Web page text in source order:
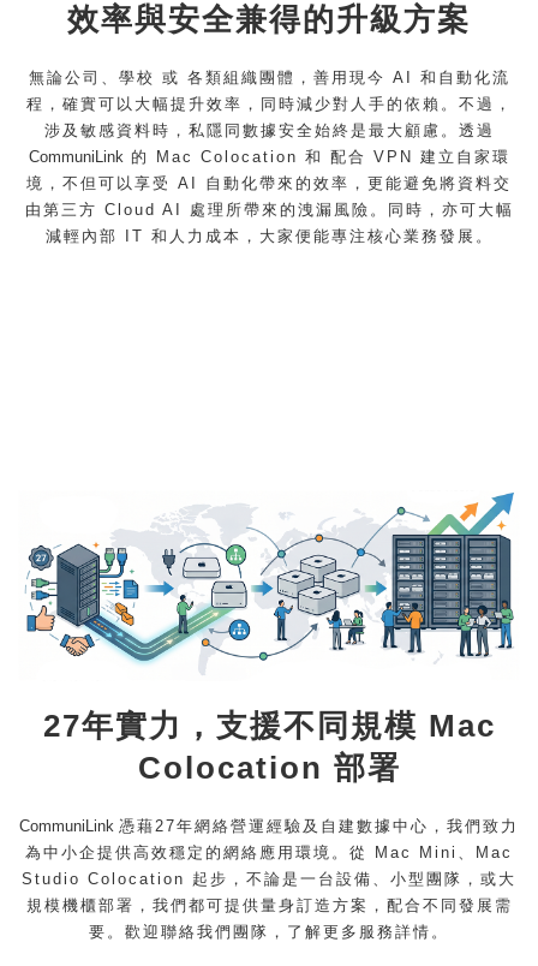
效率與安全兼得的升級方案
無論公司、學校 或 各類組織團體，善用現今 AI 和自動化流
程，確實可以大幅提升效率，同時減少對人手的依賴。不過，
涉及敏感資料時，私隱同數據安全始終是最大顧慮。透過
CommuniLink的 Mac Colocation 和 配合 VPN 建立自家環
境，不但可以享受 AI 自動化帶來的效率，更能避免將資料交
由第三方 Cloud AI 處理所帶來的洩漏風險。同時，亦可大幅
減輕內部 IT 和人力成本，大家便能專注核心業務發展。
27年實力，支援不同規模 Mac
Colocation 部署
CommuniLink 憑藉27年網絡營運經驗及自建數據中心，我們致力
為中小企提供高效穩定的網絡應用環境。從 Mac Mini、Mac
Studio Colocation 起步，不論是一台設備、小型團隊，或大
規模機櫃部署，我們都可提供量身訂造方案，配合不同發展需
要。歡迎聯絡我們團隊 ，了解更多服務詳情。